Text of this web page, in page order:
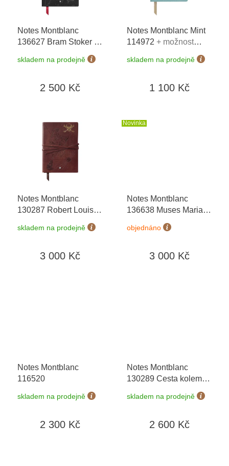
Notes Montblanc
136627 Bram Stoker +
možnost výměny do 90
dní
skladem na prodejně
2 500 Kč
Notes Montblanc Mint
114972 + možnost
skladem na prodejně
1 100 Kč
Notes Montblanc
130287 Robert Louis
+ možnost
výměny do 90 dní
skladem na prodejně
3 000 Kč
Novinka
Notes Montblanc
136638 Muses Maria
+ možnost
výměny do 90 dní
objednáno
3 000 Kč
Notes Montblanc
116520
skladem na prodejně
2 300 Kč
Notes Montblanc
130289 Cesta kolem
možnost výměny do 90
skladem na prodejně
2 600 Kč